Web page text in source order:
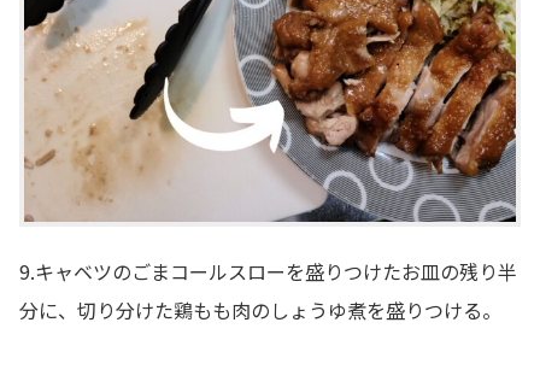
9.キャベツのごまコールスローを盛りつけたお皿の残り半
分に、切り分けた鶏もも肉のしょうゆ煮を盛りつける。